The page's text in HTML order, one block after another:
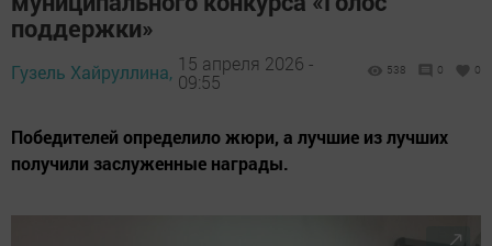
поддержки»
Гузель Хайруллина, 15 апреля 2026 -
09:55
538 0 0
Победителей определило жюри, а лучшие из лучших
получили заслуженные награды.